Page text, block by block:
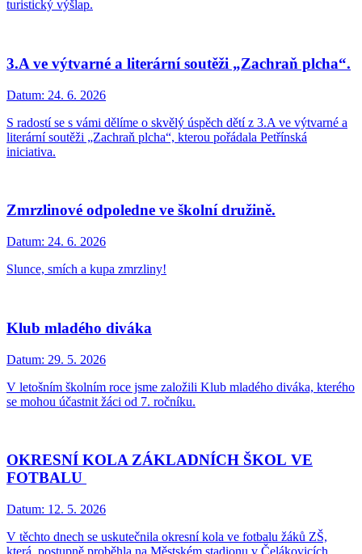
turistický výšlap.
3.A ve výtvarné a literární soutěži „Zachraň plcha“.
Datum: 24. 6. 2026
S radostí se s vámi dělíme o skvělý úspěch dětí z 3.A ve výtvarné a
literární soutěži „Zachraň plcha“, kterou pořádala Petřínská
iniciativa.
Zmrzlinové odpoledne ve školní družině.
Datum: 24. 6. 2026
Slunce, smích a kupa zmrzliny!
Klub mladého diváka
Datum: 29. 5. 2026
V letošním školním roce jsme založili Klub mladého diváka, kterého
se mohou účastnit žáci od 7. ročníku.
OKRESNÍ KOLA ZÁKLADNÍCH ŠKOL VE
FOTBALU
Datum: 12. 5. 2026
V těchto dnech se uskutečnila okresní kola ve fotbalu žáků ZŠ,
která postupně proběhla na Městském stadionu v Čelákovicích.